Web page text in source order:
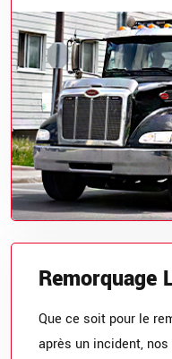
Remorquage
Que ce soit pour le
après un incident,